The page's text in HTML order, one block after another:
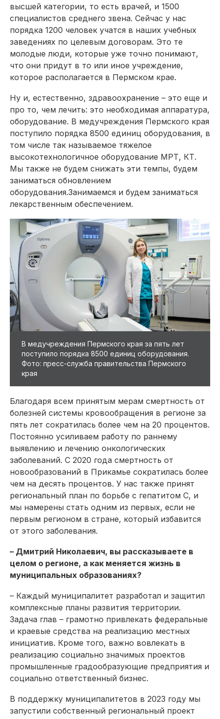
высшей категории, то есть врачей, и 1500
специалистов среднего звена. Сейчас у нас
порядка 1200 человек учатся в наших учебных
заведениях по целевым договорам. Это те
молодые люди, которые уже точно понимают,
что они придут в то или иное учреждение,
которое располагается в Пермском крае.
Ну и, естественно, здравоохранение – это еще и
про то, чем лечить: это необходимая аппаратура,
оборудование. В медучреждения Пермского края
поступило порядка 8500 единиц оборудования, в
том числе так называемое тяжелое
высокотехнологичное оборудование МРТ, КТ.
Мы также не будем снижать эти темпы, будем
заниматься обновлением
оборудования.Занимаемся и будем заниматься
лекарственным обеспечением.
В медучреждения Пермского края за пять лет
поступило порядка 8500 единиц оборудования.
Фото: пресс-служба правительства Пермского
края
Благодаря всем принятым мерам смертность от
болезней системы кровообращения в регионе за
пять лет сократилась более чем на 20 процентов.
Постоянно усиливаем работу по раннему
выявлению и лечению онкологических
заболеваний. С 2020 года смертность от
новообразований в Прикамье сократилась более
чем на десять процентов. У нас также принят
региональный план по борьбе с гепатитом С, и
мы намерены стать одним из первых, если не
первым регионом в стране, который избавится
от этого заболевания.
– Дмитрий Николаевич, вы рассказываете в
целом о регионе, а как меняется жизнь в
муниципальных образованиях?
– Каждый муниципалитет разработал и защитил
комплексные планы развития территории.
Задача глав – грамотно привлекать федеральные
и краевые средства на реализацию местных
инициатив. Кроме того, важно вовлекать в
реализацию социально значимых проектов
промышленные градообразующие предприятия и
социально ответственный бизнес.
В поддержку муниципалитетов в 2023 году мы
запустили собственный региональный проект